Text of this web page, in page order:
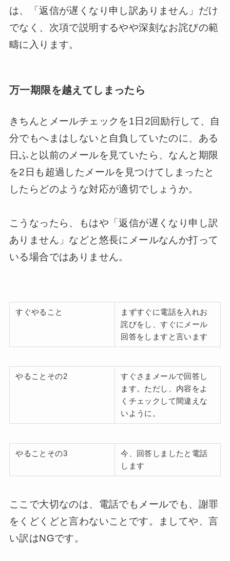
は、「返信が遅くなり申し訳ありません」だけ
でなく、次項で説明するやや深刻なお詫びの範
疇に入ります。
万一期限を越えてしまったら
きちんとメールチェックを1日2回励行して、自
分でもへまはしないと自負していたのに、ある
日ふと以前のメールを見ていたら、なんと期限
を2日も超過したメールを見つけてしまったと
したらどのような対応が適切でしょうか。
こうなったら、もはや「返信が遅くなり申し訳
ありません」などと悠長にメールなんか打って
いる場合ではありません。
すぐやること
まずすぐに電話を入れお
詫びをし、すぐにメール
回答をしますと言います
やることその2
すぐさまメールで回答し
ます。ただし、内容をよ
くチェックして間違えな
いように。
やることその3
今、回答しましたと電話
します
ここで大切なのは、電話でもメールでも、謝罪
をくどくどと言わないことです。ましてや、言
い訳はNGです。